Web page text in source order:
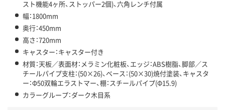
スト機能4ヶ所、ストッパー2個)、六角レンチ付属
幅：1800mm
奥行：450mm
高さ：720mm
キャスター：キャスター付き
材質：天板／表面材：メラミン化粧板、エッジ：ABS樹脂、脚部／ス
チールパイプ支柱：(50×26)、ベース：(50×30)焼付塗装、キャスタ
ー：Φ50双輪エラストマー、棚：スチールパイプ(Φ15.9)
カラーグループ：ダーク木目系